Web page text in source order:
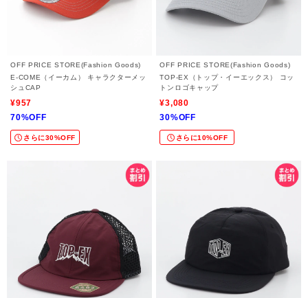
OFF PRICE STORE(Fashion Goods)
E-COME（イーカム） キャラクターメッ
シュCAP
¥957
70%OFF
さらに30%OFF
OFF PRICE STORE(Fashion Goods)
TOP-EX（トップ・イーエックス） コッ
トンロゴキャップ
¥3,080
30%OFF
さらに10%OFF